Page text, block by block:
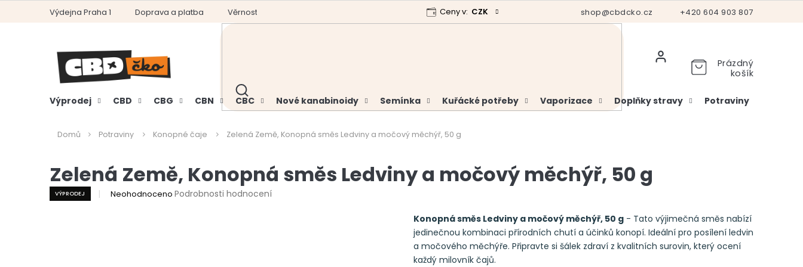
+420 604 903 807
shop@cbdcko.cz
Výdejna Praha 1 Doprava a platba Věrnostní program Analýzy a certifikáty Hodnocení obchodu Vrácení a reklamace
Ceny v: CZK
HLEDAT
Prázdný
košík
Výprodej CBD CBG CBN CBC Nové kanabinoidy Semínka Kuřácké potřeby Vaporizace Doplňky stravy Potraviny
Domů Potraviny Konopné čaje Zelená Země, Konopná směs Ledviny a močový měchýř, 50 g
Zelená Země, Konopná směs Ledviny a močový měchýř, 50 g
VÝPRODEJ
Průměrné
Neohodnoceno Podrobnosti hodnocení
Konopná směs Ledviny a močový měchýř, 50 g - Tato výjimečná směs nabízí
jedinečnou kombinaci přírodních chutí a účinků konopí. Ideální pro posílení ledvin
a močového měchýře. Připravte si šálek zdraví z kvalitních surovin, který ocení
každý milovník čajů.